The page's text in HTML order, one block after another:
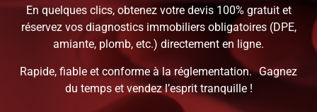
En quelques clics, obtenez votre devis 100% gratuit et
réservez vos diagnostics immobiliers obligatoires (DPE,
amiante, plomb, etc.) directement en ligne.
Rapide, fiable et conforme à la réglementation. Gagnez
du temps et vendez l’esprit tranquille !